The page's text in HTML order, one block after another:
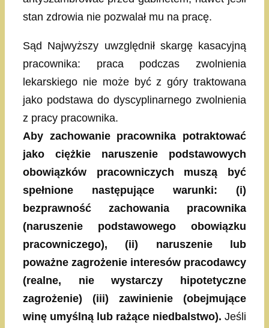
stan zdrowia nie pozwalał mu na pracę.
Sąd Najwyższy uwzględnił skargę kasacyjną
pracownika: praca podczas zwolnienia
lekarskiego nie może być z góry traktowana
jako podstawa do dyscyplinarnego zwolnienia
z pracy pracownika.
Aby zachowanie pracownika potraktować
jako ciężkie naruszenie podstawowych
obowiązków pracowniczych muszą być
spełnione następujące warunki: (i)
bezprawność zachowania pracownika
(naruszenie podstawowego obowiązku
pracowniczego), (ii) naruszenie lub
poważne zagrożenie interesów pracodawcy
(realne, nie wystarczy hipotetyczne
zagrożenie) (iii) zawinienie (obejmujące
winę umyślną lub rażące niedbalstwo). Jeśli